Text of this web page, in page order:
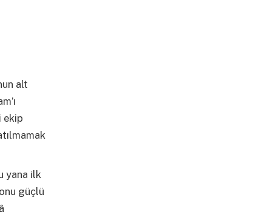
alt
ekip
yana ilk
güçlü